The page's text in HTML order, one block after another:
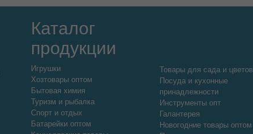
Каталог
продукции
Игрушки
Хозтовары оптом
Бытовая химия
Туризм и рыбалка
Спорт и отдых
Батарейки оптом
Товары для сада и цветов
Посуда и кухонные
принадлежности
Инструменты опт
Галантерея
Новогодние товары оптом